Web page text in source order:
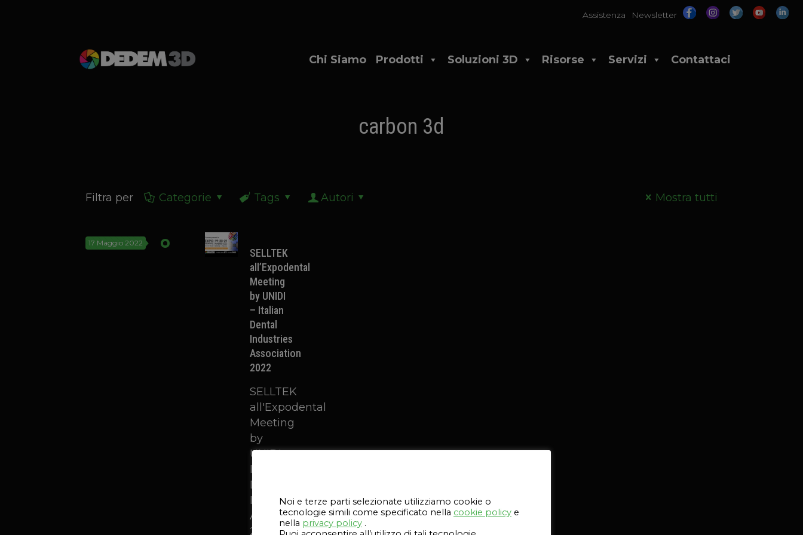
Assistenza Newsletter
Chi Siamo Prodotti Soluzioni 3D Risorse Servizi Contattaci
carbon 3d
Filtra per Categorie Tags Autori Mostra tutti
17 Maggio 2022
SELLTEK
all’Expodental
Meeting
by UNIDI
– Italian
Dental
Industries
Association
2022
SELLTEK
all'Expodental
Meeting
by
UNIDI-
Italian
Dental
Industries
Association
2022, il
Noi e terze parti selezionate utilizziamo cookie o
tecnologie simili come specificato nella cookie policy e
nella privacy policy .